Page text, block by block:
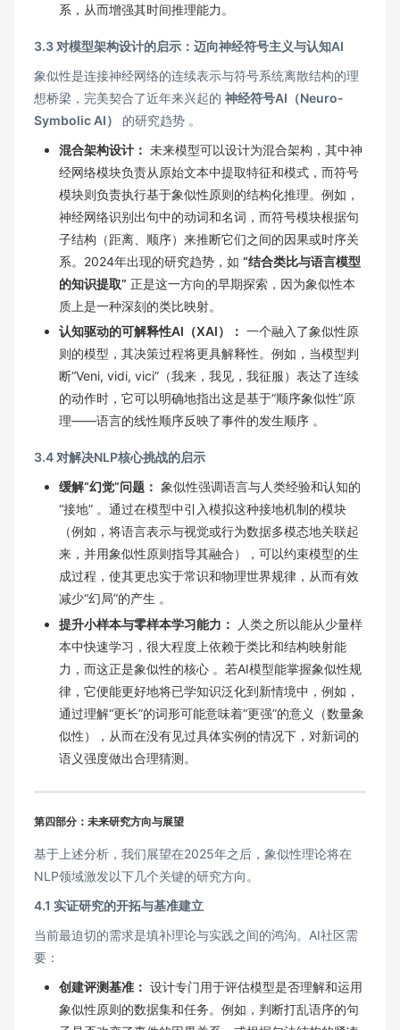
系，从而增强其时间推理能力。
3.3 对模型架构设计的启示：迈向神经符号主义与认知AI
象似性是连接神经网络的连续表示与符号系统离散结构的理
想桥梁，完美契合了近年来兴起的 神经符号AI（Neuro-
Symbolic AI）
的研究趋势 。
混合架构设计： 未来模型可以设计为混合架构，其中神
经网络模块负责从原始文本中提取特征和模式，而符号
模块则负责执行基于象似性原则的结构化推理。例如，
神经网络识别出句中的动词和名词，而符号模块根据句
子结构（距离、顺序）来推断它们之间的因果或时序关
系。2024年出现的研究趋势，如 “结合类比与语言模型
的知识提取” 正是这一方向的早期探索，因为象似性本
质上是一种深刻的类比映射。
认知驱动的可解释性AI（XAI）： 一个融入了象似性原
则的模型，其决策过程将更具解释性。例如，当模型判
断“Veni, vidi, vici”（我来，我见，我征服）表达了连续
的动作时，它可以明确地指出这是基于“顺序象似性”原
理——语言的线性顺序反映了事件的发生顺序 。
3.4 对解决NLP核心挑战的启示
缓解“幻觉”问题： 象似性强调语言与人类经验和认知的
“接地” 。通过在模型中引入模拟这种接地机制的模块
（例如，将语言表示与视觉或行为数据多模态地关联起
来，并用象似性原则指导其融合），可以约束模型的生
成过程，使其更忠实于常识和物理世界规律，从而有效
减少“幻局”的产生 。
提升小样本与零样本学习能力：
人类之所以能从少量样
本中快速学习，很大程度上依赖于类比和结构映射能
力，而这正是象似性的核心 。若AI模型能掌握象似性规
律，它便能更好地将已学知识泛化到新情境中，例如，
通过理解“更长”的词形可能意味着“更强”的意义（数量象
似性），从而在没有见过具体实例的情况下，对新词的
语义强度做出合理猜测。
第四部分：未来研究方向与展望
基于上述分析，我们展望在2025年之后，象似性理论将在
NLP领域激发以下几个关键的研究方向。
4.1 实证研究的开拓与基准建立
当前最迫切的需求是填补理论与实践之间的鸿沟。AI社区需
要：
创建评测基准： 设计专门用于评估模型是否理解和运用
象似性原则的数据集和任务。例如，判断打乱语序的句